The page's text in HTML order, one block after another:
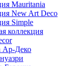
Mauritania
New Art Deco
Simple
коллекция
Ар-Деко